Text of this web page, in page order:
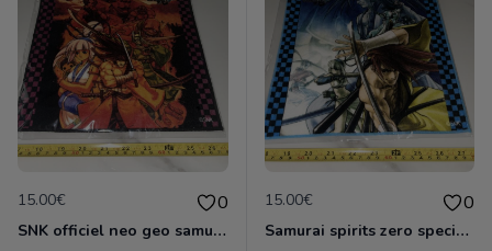
15.00€ 0
SNK officiel neo geo samurai spirits zero special serviette japon neuf aes mvs cd
15.00€ 0
Samurai spirits zero special SNK officiel neo geo serviette japon neuf aes mvs cd